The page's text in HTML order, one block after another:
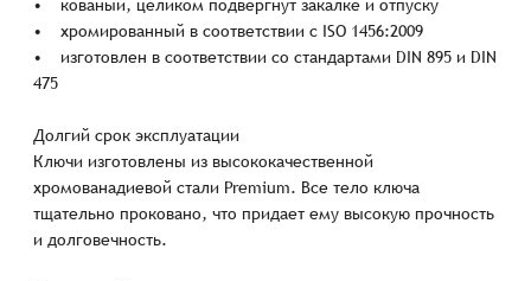
• кованый, целиком подвергнут закалке и отпуску
• хромированный в соответствии с ISO 1456:2009
• изготовлен в соответствии со стандартами DIN 895 и DIN
475
Долгий срок эксплуатации
Ключи изготовлены из высококачественной
хромованадиевой стали Premium. Все тело ключа
тщательно проковано, что придает ему высокую прочность
и долговечность.